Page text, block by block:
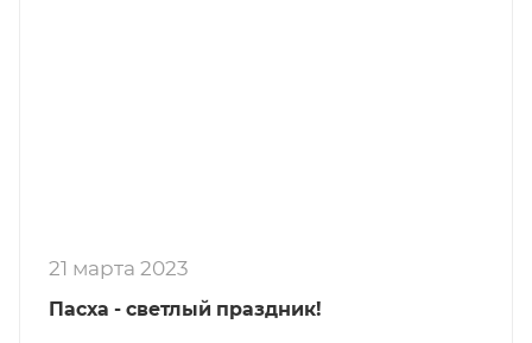
21 марта 2023
Пасха - светлый праздник!